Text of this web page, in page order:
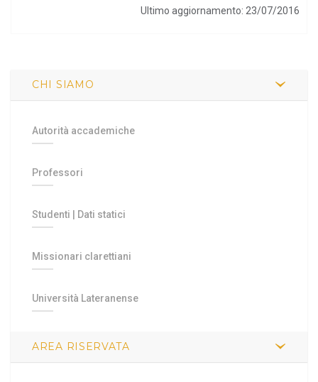
Ultimo aggiornamento: 23/07/2016
CHI SIAMO
Autorità accademiche
Professori
Studenti Dati statici
Missionari clarettiani
Università Lateranense
AREA RISERVATA